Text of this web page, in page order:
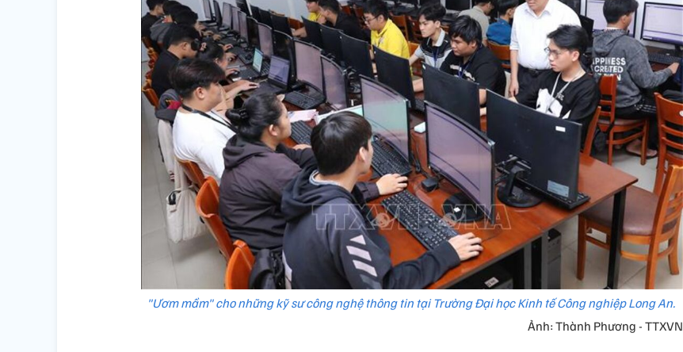
"Ươm mầm" cho những kỹ sư công nghệ thông tin tại Trường Đại học Kinh tế Công nghiệp Long An.
Ảnh: Thành Phương - TTXVN